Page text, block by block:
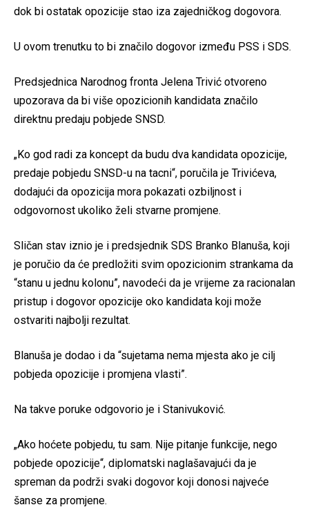
dok bi ostatak opozicije stao iza zajedničkog dogovora.
U ovom trenutku to bi značilo dogovor između PSS i SDS.
Predsjednica Narodnog fronta Jelena Trivić otvoreno
upozorava da bi više opozicionih kandidata značilo
direktnu predaju pobjede SNSD.
„Ko god radi za koncept da budu dva kandidata opozicije,
predaje pobjedu SNSD-u na tacni“, poručila je Trivićeva,
dodajući da opozicija mora pokazati ozbiljnost i
odgovornost ukoliko želi stvarne promjene.
Sličan stav iznio je i predsjednik SDS Branko Blanuša, koji
je poručio da će predložiti svim opozicionim strankama da
“stanu u jednu kolonu”, navodeći da je vrijeme za racionalan
pristup i dogovor opozicije oko kandidata koji može
ostvariti najbolji rezultat.
Blanuša je dodao i da “sujetama nema mjesta ako je cilj
pobjeda opozicije i promjena vlasti”.
Na takve poruke odgovorio je i Stanivuković.
„Ako hoćete pobjedu, tu sam. Nije pitanje funkcije, nego
pobjede opozicije“, diplomatski naglašavajući da je
spreman da podrži svaki dogovor koji donosi najveće
šanse za promjene.